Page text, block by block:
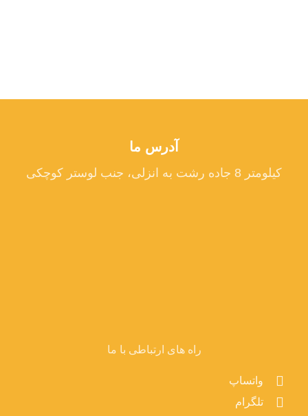
آدرس ما
کیلومتر 8 جاده رشت به انزلی، جنب لوستر کوچکی
راه های ارتباطی با ما
واتساپ
تلگرام